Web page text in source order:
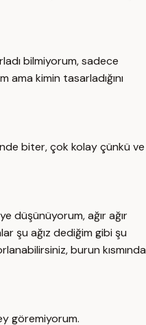
bilmiyorum, sadece
kimin tasarladığını
biter, çok kolay çünkü ve
düşünüyorum, ağır ağır
şu ağız dediğim gibi şu
burun kısmında
göremiyorum.